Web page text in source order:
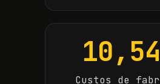
Custos de